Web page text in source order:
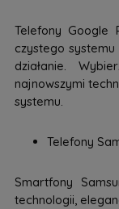
Telefony Google
czystego
działanie.
najnowszymi
systemu.
Telefony
Smartfony
technologii,